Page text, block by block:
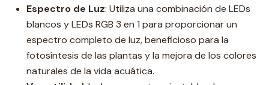
Espectro de Luz: Utiliza una combinación de LEDs
blancos y LEDs RGB 3 en 1 para proporcionar un
espectro completo de luz, beneficioso para la
fotosíntesis de las plantas y la mejora de los colores
naturales de la vida acuática.